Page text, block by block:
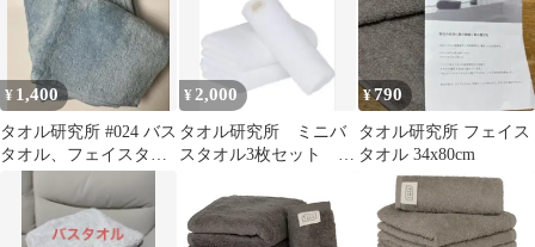
速吸水 耐久性 綿100%
305GSM
JapanTechnology
¥ 1,400
タオル研究所 #024 バス
タオル、フェイスタオ
¥2,000
タオル研究所 ミニバ
スタオル3枚セット ホ
¥790
タオル研究所 フェイス
タオル 34x80cm